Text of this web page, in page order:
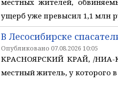
местных жителей,
ущерб уже превысил 1,1 млн
В Лесосибирске
Опубликовано 07.08.2026 10:05
КРАСНОЯРСКИЙ КРАЙ, /НИА-
местный житель, у которого